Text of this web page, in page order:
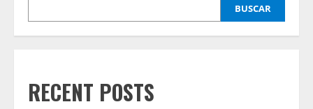
BUSCAR
RECENT POSTS